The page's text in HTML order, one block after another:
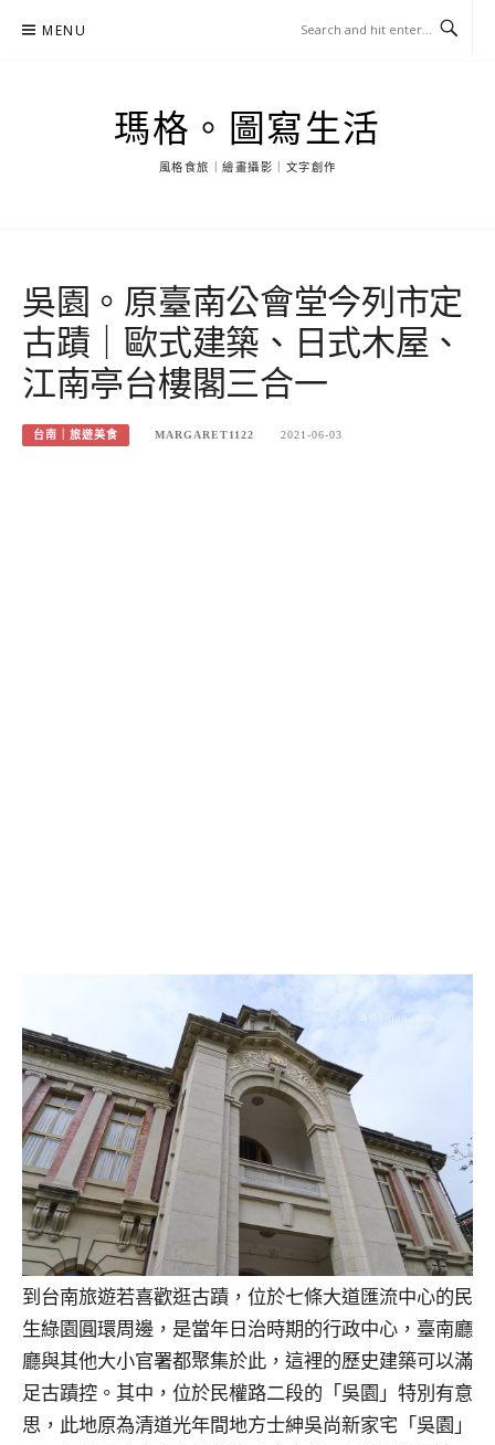
MENU
瑪格。圖寫生活
風格食旅｜繪畫攝影｜文字創作
吳園。原臺南公會堂今列市定
古蹟｜歐式建築、日式木屋、
江南亭台樓閣三合一
台南｜旅遊美食 MARGARET1122 2021-06-03
到台南旅遊若喜歡逛古蹟，位於七條大道匯流中心的民
生綠園圓環周邊，是當年日治時期的行政中心，臺南廳
廳與其他大小官署都聚集於此，這裡的歷史建築可以滿
足古蹟控。其中，位於民權路二段的「吳園」特別有意
思，此地原為清道光年間地方士紳吳尚新家宅「吳園」